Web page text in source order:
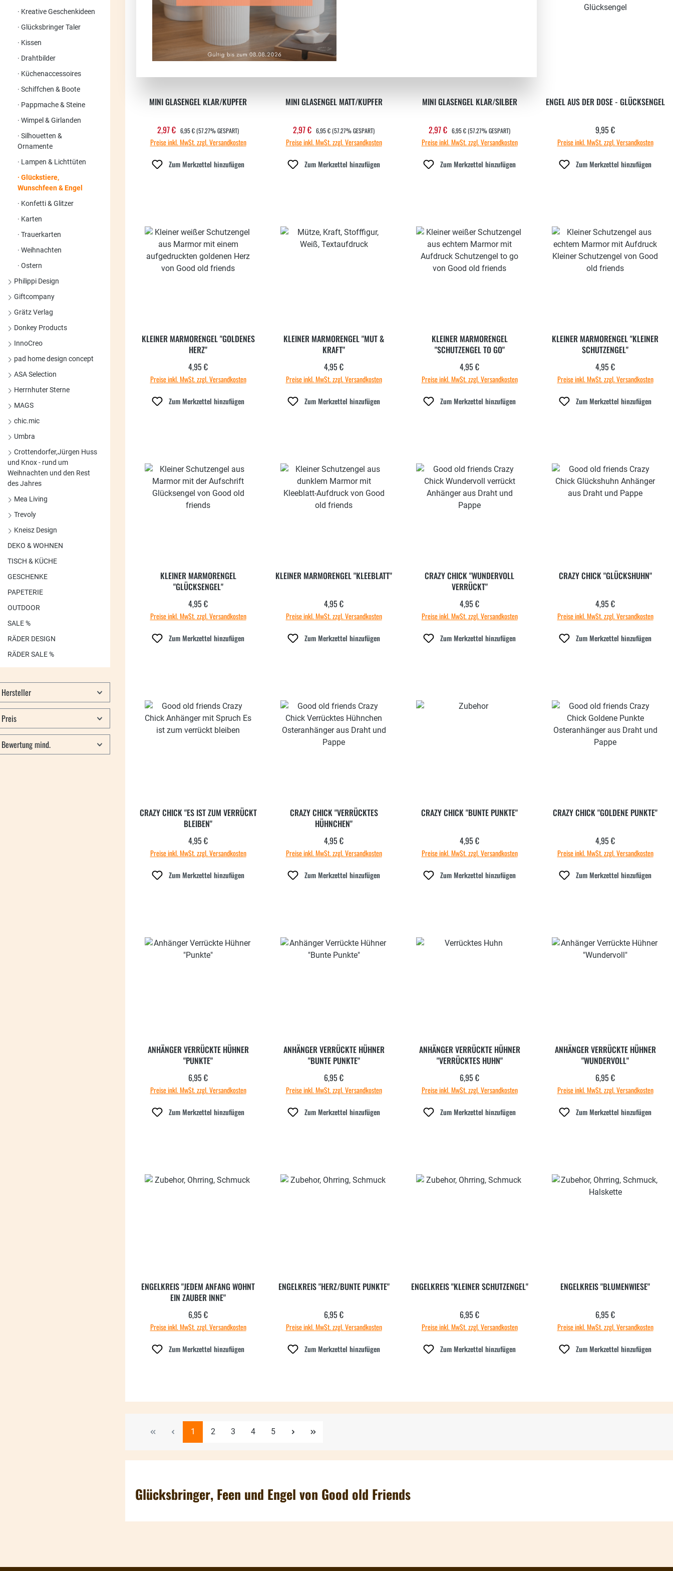
Kreative Geschenkideen
Glücksbringer Taler
Kissen
Drahtbilder
Küchenaccessoires
Schiffchen & Boote
Pappmache & Steine
Wimpel & Girlanden
Silhouetten &
Ornamente
Lampen & Lichttüten
Glückstiere,
Wunschfeen & Engel
Konfetti & Glitzer
Karten
Trauerkarten
Weihnachten
Ostern
Philippi Design
Giftcompany
Grätz Verlag
Donkey Products
InnoCreo
pad home design concept
ASA Selection
Herrnhuter Sterne
MAGS
chic.mic
Umbra
Crottendorfer,Jürgen Huss
und Knox - rund um
Weihnachten und den Rest
des Jahres
Mea Living
Trevoly
Kneisz Design
DEKO & WOHNEN
TISCH & KÜCHE
GESCHENKE
PAPETERIE
OUTDOOR
SALE %
RÄDER DESIGN
RÄDER SALE %
Hersteller
Preis
Bewertung mind.
MINI GLASENGEL KLAR/KUPFER
Verkaufspreis:
2,97 € REGULÄRER PREIS:
6,95 €(57.27% GESPART)
Preise inkl. MwSt. zzgl. Versandkosten
Zum Merkzettel hinzufügen
MINI GLASENGEL MATT/KUPFER
Verkaufspreis:
2,97 € REGULÄRER PREIS:
6,95 €(57.27% GESPART)
Preise inkl. MwSt. zzgl. Versandkosten
Zum Merkzettel hinzufügen
MINI GLASENGEL KLAR/SILBER
Verkaufspreis:
2,97 € REGULÄRER PREIS:
6,95 €(57.27% GESPART)
Preise inkl. MwSt. zzgl. Versandkosten
Zum Merkzettel hinzufügen
ENGEL AUS DER DOSE - GLÜCKSENGEL
Regulärer Preis:
9,95 €
Preise inkl. MwSt. zzgl. Versandkosten
Zum Merkzettel hinzufügen
KLEINER MARMORENGEL "GOLDENES
HERZ"
Regulärer Preis:
4,95 €
Preise inkl. MwSt. zzgl. Versandkosten
Zum Merkzettel hinzufügen
KLEINER MARMORENGEL "MUT &
KRAFT"
Regulärer Preis:
4,95 €
Preise inkl. MwSt. zzgl. Versandkosten
Zum Merkzettel hinzufügen
KLEINER MARMORENGEL
"SCHUTZENGEL TO GO"
Regulärer Preis:
4,95 €
Preise inkl. MwSt. zzgl. Versandkosten
Zum Merkzettel hinzufügen
KLEINER MARMORENGEL "KLEINER
SCHUTZENGEL"
Regulärer Preis:
4,95 €
Preise inkl. MwSt. zzgl. Versandkosten
Zum Merkzettel hinzufügen
KLEINER MARMORENGEL
"GLÜCKSENGEL"
Regulärer Preis:
4,95 €
Preise inkl. MwSt. zzgl. Versandkosten
Zum Merkzettel hinzufügen
KLEINER MARMORENGEL "KLEEBLATT"
Regulärer Preis:
4,95 €
Preise inkl. MwSt. zzgl. Versandkosten
Zum Merkzettel hinzufügen
CRAZY CHICK "WUNDERVOLL
VERRÜCKT"
Regulärer Preis:
4,95 €
Preise inkl. MwSt. zzgl. Versandkosten
Zum Merkzettel hinzufügen
CRAZY CHICK "GLÜCKSHUHN"
Regulärer Preis:
4,95 €
Preise inkl. MwSt. zzgl. Versandkosten
Zum Merkzettel hinzufügen
CRAZY CHICK "ES IST ZUM VERRÜCKT
BLEIBEN"
Regulärer Preis:
4,95 €
Preise inkl. MwSt. zzgl. Versandkosten
Zum Merkzettel hinzufügen
CRAZY CHICK "VERRÜCKTES
HÜHNCHEN"
Regulärer Preis:
4,95 €
Preise inkl. MwSt. zzgl. Versandkosten
Zum Merkzettel hinzufügen
CRAZY CHICK "BUNTE PUNKTE"
Regulärer Preis:
4,95 €
Preise inkl. MwSt. zzgl. Versandkosten
Zum Merkzettel hinzufügen
CRAZY CHICK "GOLDENE PUNKTE"
Regulärer Preis:
4,95 €
Preise inkl. MwSt. zzgl. Versandkosten
Zum Merkzettel hinzufügen
ANHÄNGER VERRÜCKTE HÜHNER
"PUNKTE"
Regulärer Preis:
6,95 €
Preise inkl. MwSt. zzgl. Versandkosten
Zum Merkzettel hinzufügen
ANHÄNGER VERRÜCKTE HÜHNER
"BUNTE PUNKTE"
Regulärer Preis:
6,95 €
Preise inkl. MwSt. zzgl. Versandkosten
Zum Merkzettel hinzufügen
ANHÄNGER VERRÜCKTE HÜHNER
"VERRÜCKTES HUHN"
Regulärer Preis:
6,95 €
Preise inkl. MwSt. zzgl. Versandkosten
Zum Merkzettel hinzufügen
ANHÄNGER VERRÜCKTE HÜHNER
"WUNDERVOLL"
Regulärer Preis:
6,95 €
Preise inkl. MwSt. zzgl. Versandkosten
Zum Merkzettel hinzufügen
ENGELKREIS "JEDEM ANFANG WOHNT
EIN ZAUBER INNE"
Regulärer Preis:
6,95 €
Preise inkl. MwSt. zzgl. Versandkosten
Zum Merkzettel hinzufügen
ENGELKREIS "HERZ/BUNTE PUNKTE"
Regulärer Preis:
6,95 €
Preise inkl. MwSt. zzgl. Versandkosten
Zum Merkzettel hinzufügen
ENGELKREIS "KLEINER SCHUTZENGEL"
Regulärer Preis:
6,95 €
Preise inkl. MwSt. zzgl. Versandkosten
Zum Merkzettel hinzufügen
ENGELKREIS "BLUMENWIESE"
Regulärer Preis:
6,95 €
Preise inkl. MwSt. zzgl. Versandkosten
Zum Merkzettel hinzufügen
Seite
1 Seite
2 Seite
3 Seite
4 Seite
5
Glücksbringer, Feen und Engel von Good old Friends